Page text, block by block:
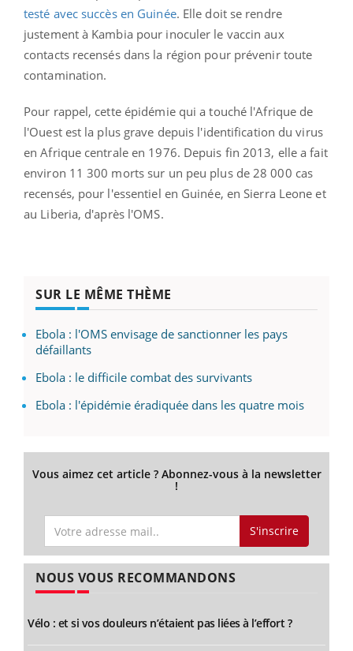
testé avec succès en Guinée. Elle doit se rendre
justement à Kambia pour inoculer le vaccin aux
contacts recensés dans la région pour prévenir toute
contamination.
Pour rappel, cette épidémie qui a touché l'Afrique de
l'Ouest est la plus grave depuis l'identification du virus
en Afrique centrale en 1976. Depuis fin 2013, elle a fait
environ 11 300 morts sur un peu plus de 28 000 cas
recensés, pour l'essentiel en Guinée, en Sierra Leone et
au Liberia, d'après l'OMS.
SUR LE MÊME THÈME
Ebola : l'OMS envisage de sanctionner les pays
défaillants
Ebola : le difficile combat des survivants
Ebola : l'épidémie éradiquée dans les quatre mois
Vous aimez cet article ? Abonnez-vous à la newsletter
!
S'inscrire
NOUS VOUS RECOMMANDONS
Vélo : et si vos douleurs n’étaient pas liées à l’effort ?